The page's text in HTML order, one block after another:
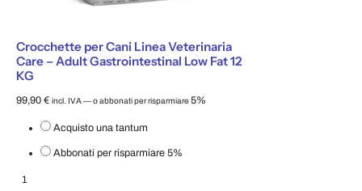
Crocchette per Cani Linea Veterinaria
Care – Adult Gastrointestinal Low Fat 12
KG
99,90 € incl. IVA—o abbonati per risparmiare 5%
Acquisto una tantum
Abbonati per risparmiare 5%
Crocchette per Cani Linea Veterinaria Care – Adult Gastrointestinal Low